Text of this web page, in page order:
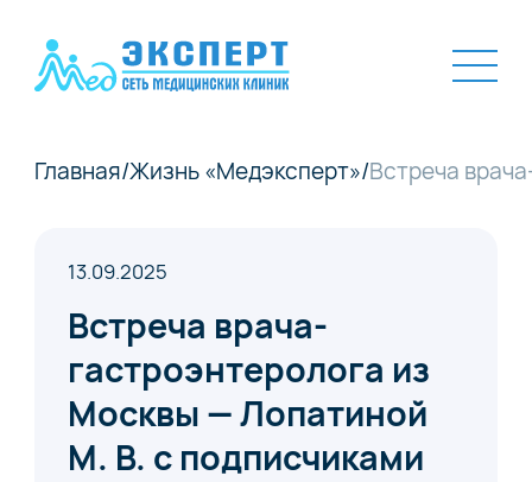
Главная/Жизнь «Медэксперт»/Встреча
13.09.2025
Встреча врача-
гастроэнтеролога из
Москвы — Лопатиной
М. В. с подписчиками